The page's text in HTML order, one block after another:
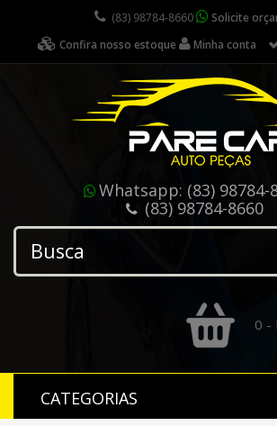
(83) 98784-8660
Solicite
Confira nosso estoque
Minha conta
Whatsapp: (83) 98784-
(83) 98784-8660
0 -
CATEGORIAS